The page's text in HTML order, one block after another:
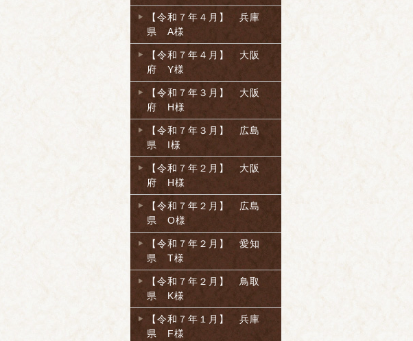
【令和７年４月】 兵庫
県 A様
【令和７年４月】 大阪
府 Y様
【令和７年３月】 大阪
府 H様
【令和７年３月】 広島
県 I様
【令和７年２月】 大阪
府 H様
【令和７年２月】 広島
県 O様
【令和７年２月】 愛知
県 T様
【令和７年２月】 鳥取
県 K様
【令和７年１月】 兵庫
県 F様